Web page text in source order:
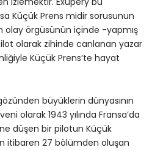
Küçük Prens midir sorusunun
olay örgüsünün içinde -yapmış
olarak zihinde canlanan yazar
Küçük Prens’te hayat
büyüklerin dünyasının
olarak 1943 yılında Fransa’da
düşen bir pilotun Küçük
itibaren 27 bölümden oluşan